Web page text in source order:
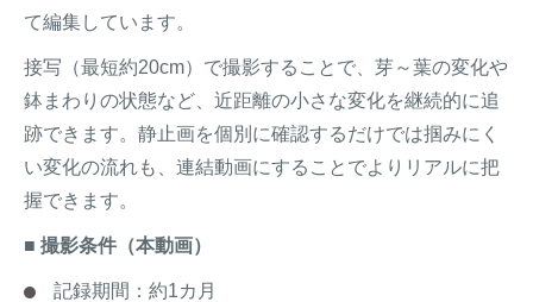
て編集しています。
接写（最短約20cm）で撮影することで、芽～葉の変化や
鉢まわりの状態など、近距離の小さな変化を継続的に追
跡できます。静止画を個別に確認するだけでは掴みにく
い変化の流れも、連結動画にすることでよりリアルに把
握できます。
■ 撮影条件（本動画）
記録期間：約1カ月